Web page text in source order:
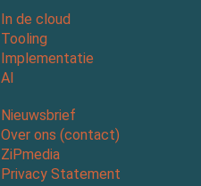
In de cloud
Tooling
Implementatie
AI
Nieuwsbrief
Over ons (contact)
ZiPmedia
Privacy Statement